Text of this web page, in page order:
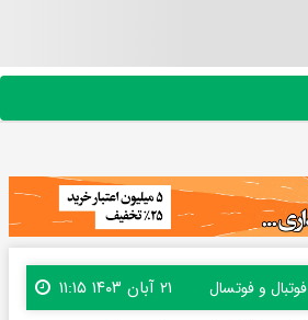
فوتبال و فوتسال ۲۱ آبان ۱۴۰۳ ۱۱:۱۵